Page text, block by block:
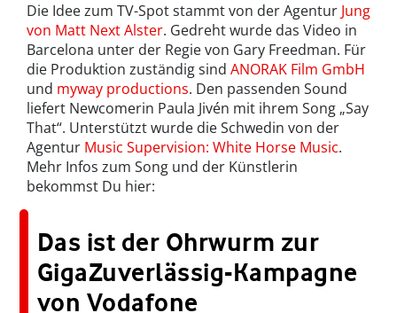
Die Idee zum TV-Spot stammt von der Agentur Jung
von Matt Next Alster. Gedreht wurde das Video in
Barcelona unter der Regie von Gary Freedman. Für
die Produktion zuständig sind ANORAK Film GmbH
und myway productions. Den passenden Sound
liefert Newcomerin Paula Jivén mit ihrem Song „Say
That“. Unterstützt wurde die Schwedin von der
Agentur Music Supervision: White Horse Music.
Mehr Infos zum Song und der Künstlerin
bekommst Du hier:
Das ist der Ohrwurm zur
GigaZuverlässig-Kampagne
von Vodafone